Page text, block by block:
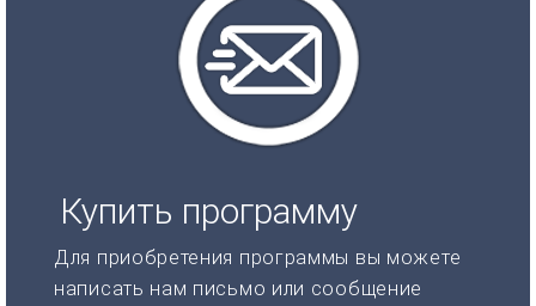
Купить программу
Для приобретения программы вы можете
написать нам письмо или сообщение